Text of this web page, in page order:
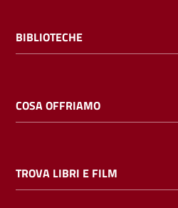
Bambini
E
BIBLIOTECHE
COSA OFFRIAMO
TROVA LIBRI E FILM